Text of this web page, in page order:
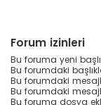
Forum izinleri
Bu foruma yeni
Bu forumdaki
Bu forumdaki
Bu forumdaki
Bu foruma dosya